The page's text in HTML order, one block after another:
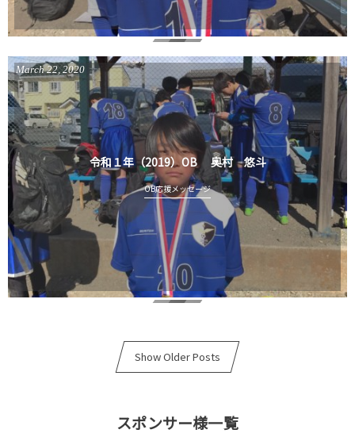
令和１年（2019）OB 奥村 悠斗
March 22,2020
OB応援メッセージ
Show Older Posts
スポンサー様一覧